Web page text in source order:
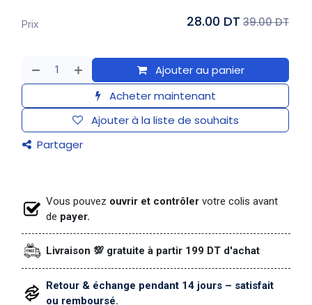
Ajouter au panier
Acheter maintenant
Ajouter à la liste de souhaits
Partager
Prix 28.00 DT 39.00 DT
Vous pouvez ouvrir et contrôler votre colis avant
de payer.
Livraison 💯 gratuite à partir 199 DT d'achat
Retour & échange pendant 14 jours – satisfait
ou remboursé.